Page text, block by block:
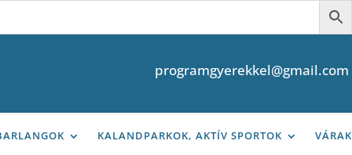
programgyerekkel@gmail.com
KALANDPARKOK, AKTÍV SPORTOK
VÁRAK